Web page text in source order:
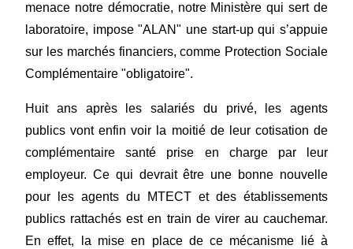
menace notre démocratie, notre Ministère qui sert de
laboratoire, impose "ALAN" une start-up qui s’appuie
sur les marchés financiers, comme Protection Sociale
Complémentaire "obligatoire".
Huit ans après les salariés du privé, les agents
publics vont enfin voir la moitié de leur cotisation de
complémentaire santé prise en charge par leur
employeur. Ce qui devrait être une bonne nouvelle
pour les agents du MTECT et des établissements
publics rattachés est en train de virer au cauchemar.
En effet, la mise en place de ce mécanisme lié à